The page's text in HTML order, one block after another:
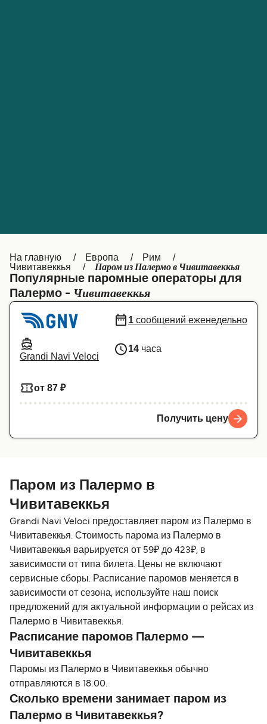
Italia Canada (FR)
Canada België (NL)
Ελλάδα Belgique (FR)
Polska Deutschland
Schweiz (DE) Norge
На главную Европа
Рим
Чивитавеккья
Паром из Палермо в Чивитавеккья
Популярные паромные операторы для
Палермо - Чивитавеккья
Grandi Navi Veloci
1 сообщений еженедельно
14 часа
от 87 ₽
Получить цену
Паром из Палермо в
Чивитавеккья
Grandi Navi Veloci предоставляет паром из Палермо в
Чивитавеккья. Стоимость парома из Палермо в
Чивитавеккья варьируется от 59₽ до 423₽, в
зависимости от типа билета. Цены не включают
сервисные сборы. Расписание паромов меняется в
зависимости от сезона, используйте наш поиск
предложений для актуальной информации о рейсах из
Палермо в Чивитавеккья.
Расписание паромов Палермо —
Чивитавеккья
Паромы из Палермо в Чивитавеккья обычно
отправляются в 18:00.
Сколько времени занимает паром из
Палермо в Чивитавеккья?